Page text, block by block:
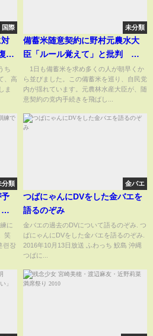
国際
対
関
世
ち
、高
ま
未分類
備蓄米随意契約に野村元農水大
臣「ルール覚えて」と批判 小
泉大臣「これがルール」【知っ
てもっと】【グッド！モーニン
グ】(2025年6月2日)
1日も備蓄米を求め多くの人が朝早くか
ら並びました。この備蓄米を巡り、自民党
内が揺れています。元農林水産大臣が、随
意契約の党内手続きを飛ばし...
分類
に
笑
련장
金バエ
つばにゃんにDVをした金バエを
語るのぞみ
金バエの過去のDVについて語るのぞみ. つ
ばにゃんにDVをした金バエを語るのぞみ.
2016年10月13日放送 ふわっち 鮫島 沖縄
つばに...